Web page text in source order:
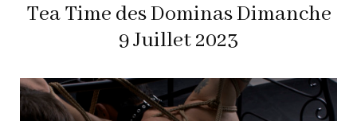
Tea Time des Dominas Dimanche
9 Juillet 2023